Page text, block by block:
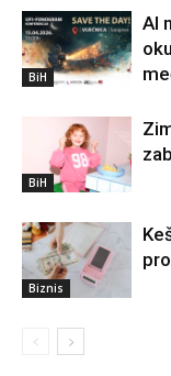
BiH
AI
BiH
Biznis